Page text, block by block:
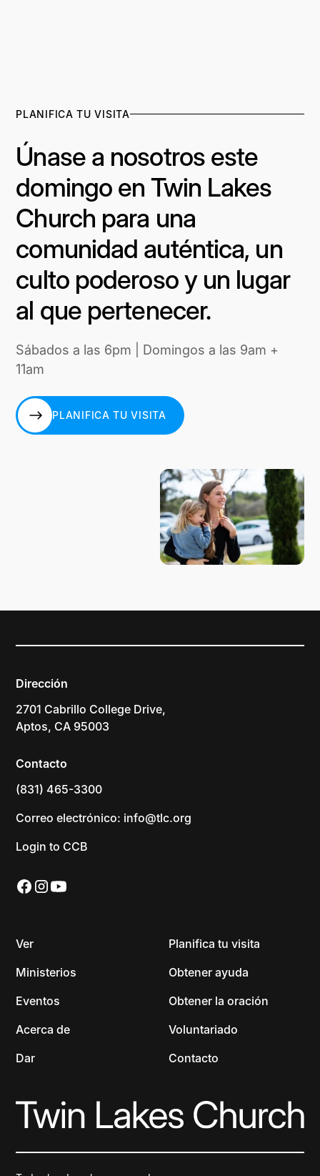
PLANIFICA TU VISITA
Únase a nosotros este
domingo en Twin Lakes
Church para una
comunidad auténtica, un
culto poderoso y un lugar
al que pertenecer.
Sábados a las 6pm | Domingos a las 9am +
11am
PLANIFICA TU VISITA
Dirección
2701 Cabrillo College Drive,
Aptos, CA 95003
Contacto
(831) 465-3300
Correo electrónico: info@tlc.org
Login to CCB
Ver
Ministerios
Eventos
Acerca de
Dar
Planifica tu visita
Obtener ayuda
Obtener la oración
Voluntariado
Contacto